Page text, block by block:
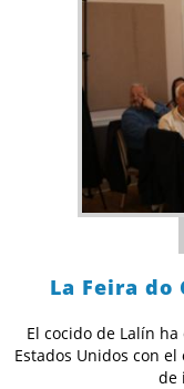
La Feira do
El cocido de Lalín
Estados Unidos con
de